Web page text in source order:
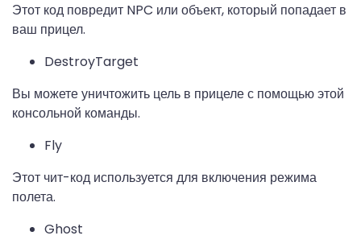
Этот код повредит NPC или объект, который попадает в
ваш прицел.
DestroyTarget
Вы можете уничтожить цель в прицеле с помощью этой
консольной команды.
Fly
Этот чит-код используется для включения режима
полета.
Ghost